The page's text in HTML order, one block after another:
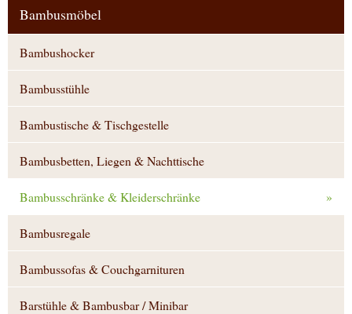
Bambusmöbel
Bambushocker
Bambusstühle
Bambustische & Tischgestelle
Bambusbetten, Liegen & Nachttische
Bambusschränke & Kleiderschränke »
Bambusregale
Bambussofas & Couchgarnituren
Barstühle & Bambusbar / Minibar